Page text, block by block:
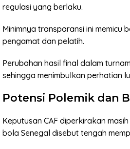
regulasi yang berlaku.
Minimnya transparansi ini
pengamat dan pelatih.
Perubahan hasil final dalam
sehingga menimbulkan perhatian
Potensi Polemik dan
Keputusan CAF diperkirakan
bola Senegal disebut tengah